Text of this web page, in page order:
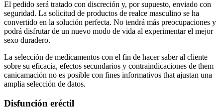
El pedido será tratado con discreción y, por supuesto, enviado con
seguridad. La solicitud de productos de realce masculino se ha
convertido en la solución perfecta. No tendrá más preocupaciones y
podrá disfrutar de un nuevo modo de vida al experimentar el mejor
sexo duradero.
La selección de medicamentos con el fin de hacer saber al cliente
sobre su eficacia, efectos secundarios y contraindicaciones de them
canicamación no es posible con fines informativos that ajustan una
amplia selección de datos.
Disfunción eréctil